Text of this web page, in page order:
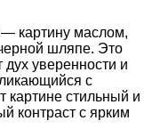
картину маслом,
шляпе. Это
дух уверенности и
с
картине стильный и
контраст с ярким